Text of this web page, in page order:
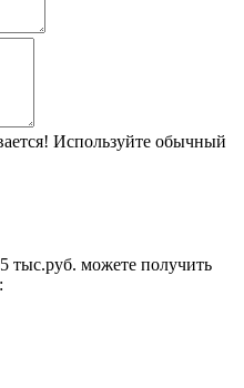
Используйте обычный
тыс.руб. можете получить